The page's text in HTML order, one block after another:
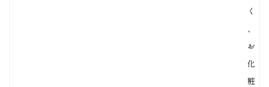
く
、
お
化
粧